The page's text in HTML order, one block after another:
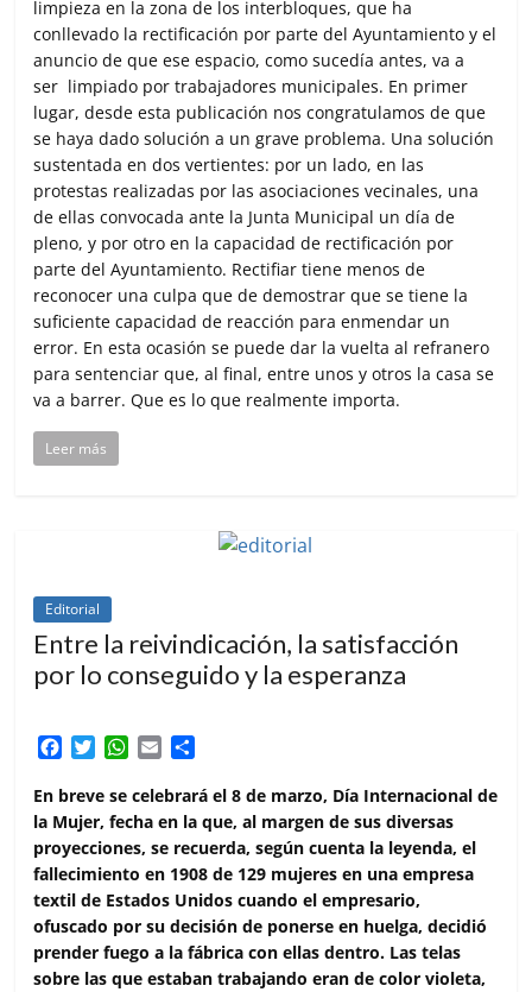
limpieza en la zona de los interbloques, que ha
conllevado la rectificación por parte del Ayuntamiento y el
anuncio de que ese espacio, como sucedía antes, va a
ser limpiado por trabajadores municipales. En primer
lugar, desde esta publicación nos congratulamos de que
se haya dado solución a un grave problema. Una solución
sustentada en dos vertientes: por un lado, en las
protestas realizadas por las asociaciones vecinales, una
de ellas convocada ante la Junta Municipal un día de
pleno, y por otro en la capacidad de rectificación por
parte del Ayuntamiento. Rectifiar tiene menos de
reconocer una culpa que de demostrar que se tiene la
suficiente capacidad de reacción para enmendar un
error. En esta ocasión se puede dar la vuelta al refranero
para sentenciar que, al final, entre unos y otros la casa se
va a barrer. Que es lo que realmente importa.
Leer más
Editorial
Entre la reivindicación, la satisfacción
por lo conseguido y la esperanza
c
e
b
o
o
k
i
t
t
e
W
a
t
s
A
p
a
i
l
m
p
a
r
t
i
r
En breve se celebrará el 8 de marzo, Día Internacional de
la Mujer, fecha en la que, al margen de sus diversas
proyecciones, se recuerda, según cuenta la leyenda, el
fallecimiento en 1908 de 129 mujeres en una empresa
textil de Estados Unidos cuando el empresario,
ofuscado por su decisión de ponerse en huelga, decidió
prender fuego a la fábrica con ellas dentro. Las telas
sobre las que estaban trabajando eran de color violeta,